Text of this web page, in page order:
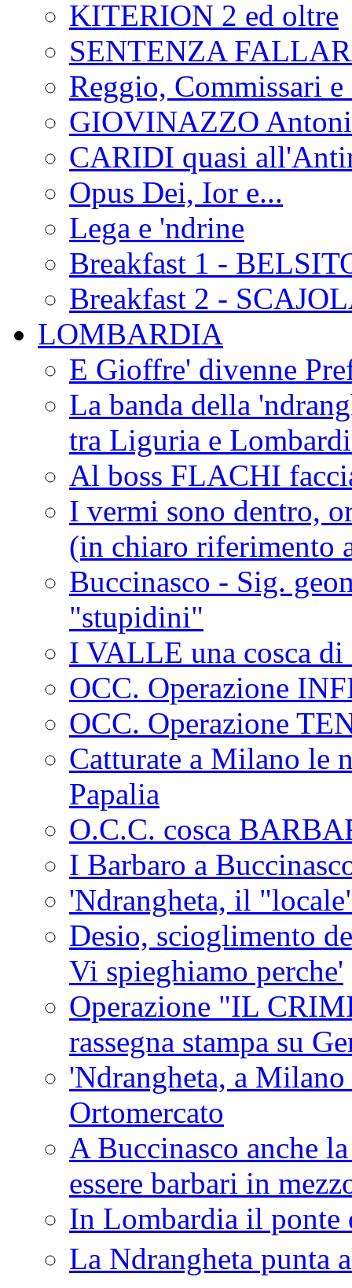
KITERION 2 ed oltre
SENTENZA
Reggio, Commissari
GIOVINAZZO
CARIDI quasi
Opus Dei, Ior e...
Lega e 'ndrine
Breakfast 1 -
Breakfast 2 -
LOMBARDIA
E Gioffre' divenne
La banda della
tra Liguria e
Al boss FLACHI
I vermi sono dentro,
(in chiaro riferimento
Buccinasco - Sig.
"stupidini"
I VALLE una cosca
OCC. Operazione
OCC. Operazione
Catturate a Milano le
Papalia
O.C.C. cosca
I Barbaro a
'Ndrangheta, il
Desio, scioglimento
Vi spieghiamo perche'
Operazione "IL
rassegna stampa su
'Ndrangheta, a Milano
Ortomercato
A Buccinasco anche
essere barbari in
In Lombardia il ponte
La Ndrangheta